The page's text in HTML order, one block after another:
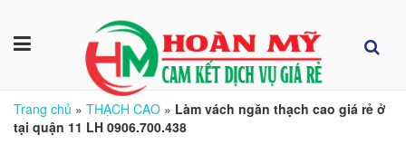
Trang chủ » THẠCH CAO » Làm vách ngăn thạch cao giá rẻ ở
tại quận 11 LH 0906.700.438